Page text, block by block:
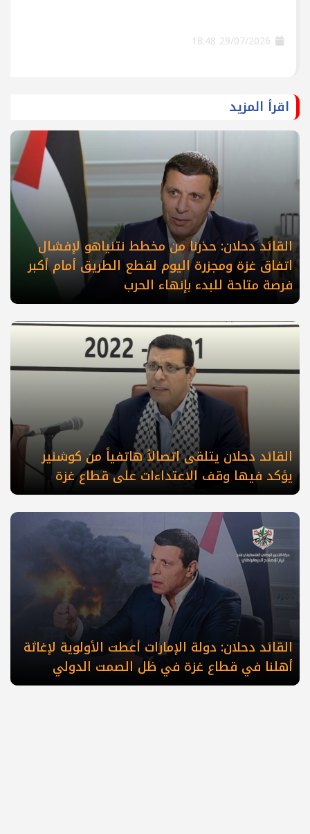
اقرأ المزيد
القائد دحلان: حذرنا من مخطط نتنياهو لإفشال
اتفاق غزة ومجزرة اليوم لقطع الطريق أمام أكبر
فرصة متاحة للبدء بإنهاء الحرب
القائد دحلان يتلقى اتصالاً هاتفياً من كوشنير
يؤكد فيها وقف الاعتداءات على قطاع غزة
القائد دحلان: دولة الإمارات أعطت الأولوية لإغاثة
أهلنا في قطاع غزة في ظل الصمت الدولي